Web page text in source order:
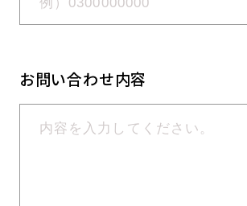
お問い合わせ内容